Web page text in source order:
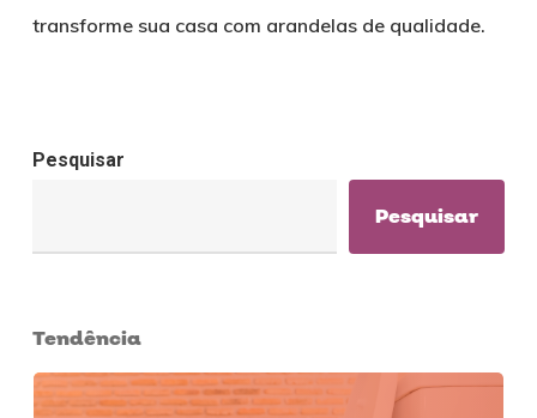
transforme sua casa com arandelas de qualidade.
Pesquisar
Pesquisar
Tendência